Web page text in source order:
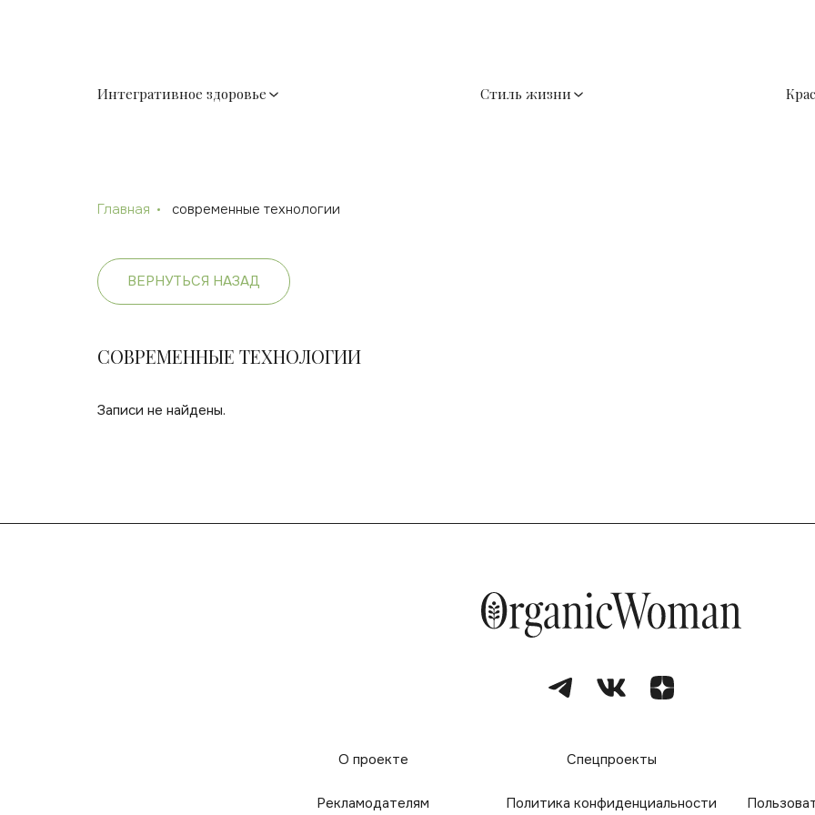
Интегративное здоровье Стиль жизни
Главная современные технологии
ВЕРНУТЬСЯ НАЗАД
СОВРЕМЕННЫЕ ТЕХНОЛОГИИ
Записи не найдены.
О проекте Спецпроекты
Рекламодателям Политика конфиденциальности